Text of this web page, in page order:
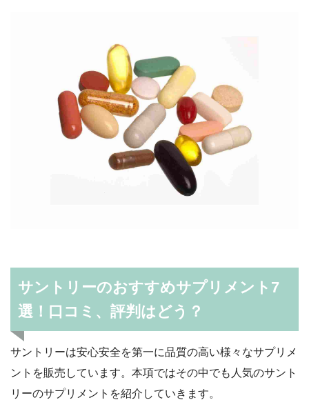
サントリーのおすすめサプリメント7
選！口コミ、評判はどう？
サントリーは安心安全を第一に品質の高い様々なサプリメ
ントを販売しています。本項ではその中でも人気のサント
リーのサプリメントを紹介していきます。